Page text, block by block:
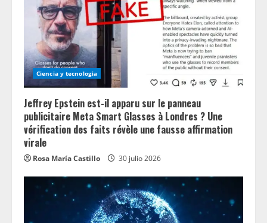
n
g Ciencia y tecnologia
Jeffrey Epstein est-il apparu sur le panneau
publicitaire Meta Smart Glasses à Londres ? Une
vérification des faits révèle une fausse affirmation
virale
Rosa María Castillo 30 julio 2026